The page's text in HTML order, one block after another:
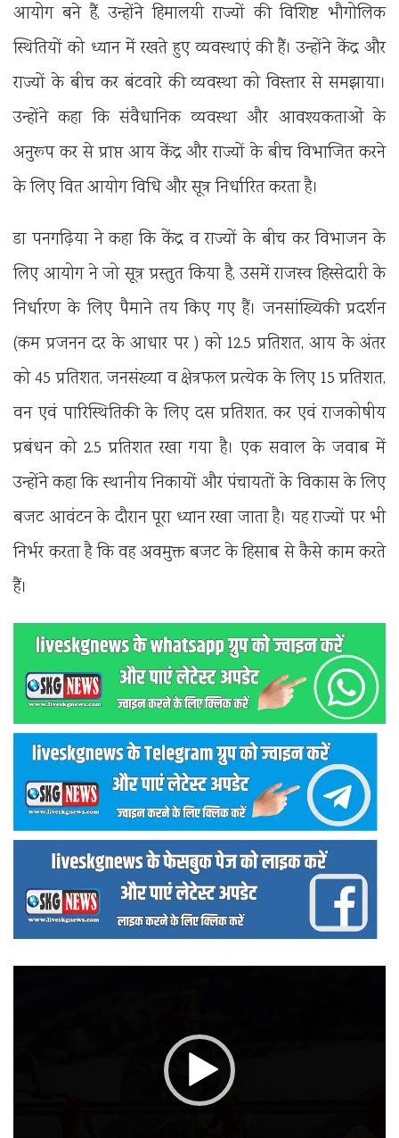
आयोग बने हैं, उन्होंने हिमालयी राज्यों की विशिष्ट भौगोलिक
स्थितियों को ध्यान में रखते हुए व्यवस्थाएं की हैं। उन्होंने केंद्र और
राज्यों के बीच कर बंटवारे की व्यवस्था को विस्तार से समझाया।
उन्होंने कहा कि संवैधानिक व्यवस्था और आवश्यकताओं के
अनुरूप कर से प्राप्त आय केंद्र और राज्यों के बीच विभाजित करने
के लिए वित आयोग विधि और सूत्र निर्धारित करता है।
डा पनगढ़िया ने कहा कि केंद्र व राज्यों के बीच कर विभाजन के
लिए आयोग ने जो सूत्र प्रस्तुत किया है, उसमें राजस्व हिस्सेदारी के
निर्धारण के लिए पैमाने तय किए गए हैं। जनसांख्यिकी प्रदर्शन
(कम प्रजनन दर के आधार पर ) को 12.5 प्रतिशत, आय के अंतर
को 45 प्रतिशत, जनसंख्या व क्षेत्रफल प्रत्येक के लिए 15 प्रतिशत,
वन एवं पारिस्थितिकी के लिए दस प्रतिशत, कर एवं राजकोषीय
प्रबंधन को 2.5 प्रतिशत रखा गया है। एक सवाल के जवाब में
उन्होंने कहा कि स्थानीय निकायों और पंचायतों के विकास के लिए
बजट आवंटन के दौरान पूरा ध्यान रखा जाता है। यह राज्यों पर भी
निर्भर करता है कि वह अवमुक्त बजट के हिसाब से कैसे काम करते
हैं।